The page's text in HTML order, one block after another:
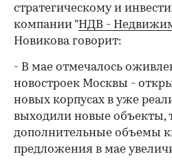
стратегическому и
компании "НДВ -
Новикова говорит:
- В мае отмечалось
новостроек Москвы -
новых корпусах в уже
выходили новые объекты,
дополнительные объемы
предложения в мае